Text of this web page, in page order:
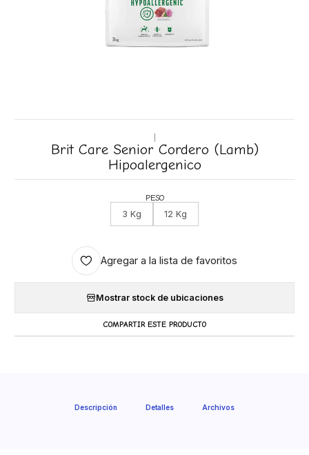
Brit Care Senior Cordero (Lamb)
Hipoalergenico
PESO
3 Kg 12 Kg
Agregar a la lista de favoritos
Mostrar stock de ubicaciones
COMPARTIR ESTE PRODUCTO
Descripción Detalles Archivos